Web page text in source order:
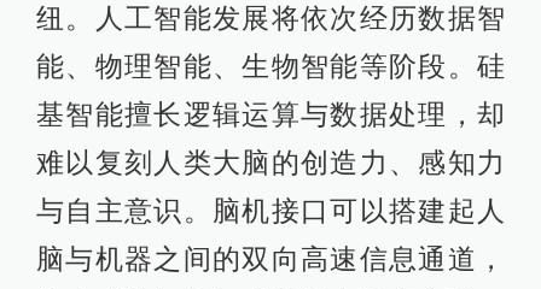
纽。人工智能发展将依次经历数据智
能、物理智能、生物智能等阶段。硅
基智能擅长逻辑运算与数据处理，却
难以复刻人类大脑的创造力、感知力
与自主意识。脑机接口可以搭建起人
脑与机器之间的双向高速信息通道，